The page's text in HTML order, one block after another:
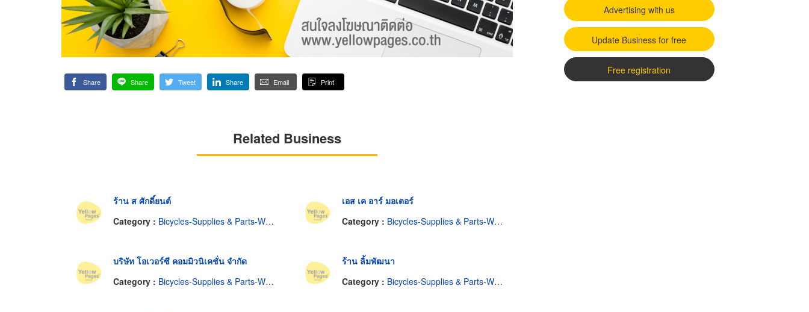
Share Share Tweet Share Email Print
Related Business
ร้าน ส ศักดิ์ยนต์
Category : Bicycles-Supplies & Parts-Wholesale & Manufacturers
เอส เค อาร์ มอเตอร์
Category : Bicycles-Supplies & Parts-Wholesale & Manufacturers
บริษัท โอเวอร์ซี คอมมิวนิเคชั่น จำกัด
Category : Bicycles-Supplies & Parts-Wholesale & Manufacturers
ร้าน ลิ้มพัฒนา
Category : Bicycles-Supplies & Parts-Wholesale & Manufacturers
Advertising with us
Update Business for free
Free registration